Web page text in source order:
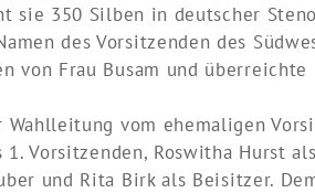
sie 350 Silben in deutscher
des Vorsitzenden des
von Frau Busam und überreichte
Wahlleitung vom ehemaligen
1. Vorsitzenden, Roswitha Hurst
und Rita Birk als Beisitzer.